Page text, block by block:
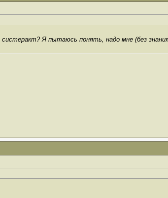
Я пытаюсь понять, надо мне (без знания